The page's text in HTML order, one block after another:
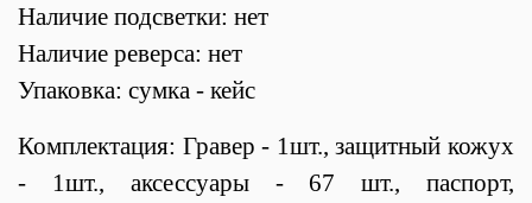
Наличие подсветки: нет
Наличие реверса: нет
Упаковка: сумка - кейс
Комплектация: Гравер - 1шт., защитный кожух
- 1шт., аксессуары - 67 шт., паспорт,